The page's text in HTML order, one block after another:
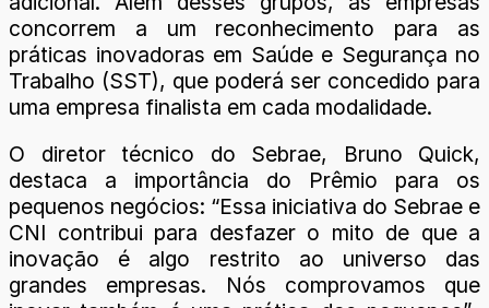
concorrem a um reconhecimento para as
práticas inovadoras em Saúde e Segurança no
Trabalho (SST), que poderá ser concedido para
uma empresa finalista em cada modalidade.
O diretor técnico do Sebrae, Bruno Quick,
destaca a importância do Prêmio para os
pequenos negócios: “Essa iniciativa do Sebrae e
CNI contribui para desfazer o mito de que a
inovação é algo restrito ao universo das
grandes empresas. Nós comprovamos que